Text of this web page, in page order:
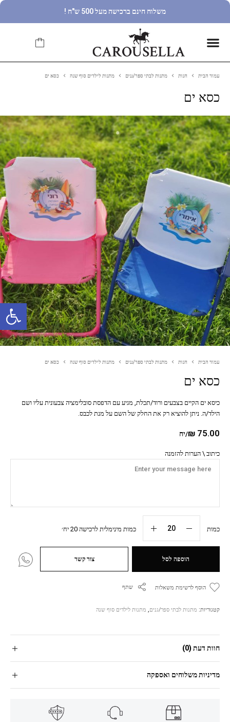
פתח סרגל נגישות
משלוח חינם ברכישה מעל 500 ש"ח !
עמוד הבית חנות מתנות לבתי ספר/גנים מתנות לילדים סוף שנה כסא ים
כסא ים
עמוד הבית חנות מתנות לבתי ספר/גנים מתנות לילדים סוף שנה כסא ים
כסא ים
₪ 75.00 /יח
כיתוב \ הערות להזמנה
כמות כמות מינימלית לרכישה 20 יח׳
הוספה לסל צור קשר
הוסף לרשימת משאלות שתף
קטגוריות: מתנות לבתי ספר/גנים, מתנות לילדים סוף שנה
כיסא ים הקיים בצבעים ורוד/תכלת, מגיע עם הדפסת סובלימציה צבעונית עליו ושם
הילד/ה. ניתן להוציא רק את החלק של השם על מנת לכבס.
חוות דעת (0)
מדיניות משלוחים ואספקה